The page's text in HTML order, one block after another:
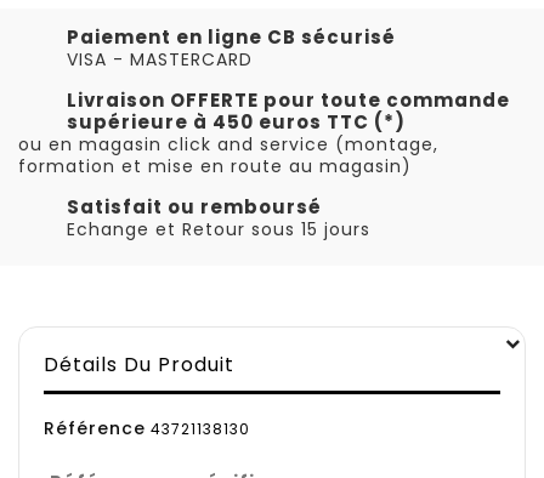
Paiement en ligne CB sécurisé
VISA - MASTERCARD
Livraison OFFERTE pour toute commande
supérieure à 450 euros TTC (*)
ou en magasin click and service (montage,
formation et mise en route au magasin)
Satisfait ou remboursé
Echange et Retour sous 15 jours
Détails Du Produit
Référence 43721138130